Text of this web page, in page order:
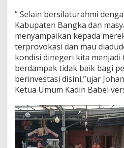
” Selain bersilaturahmi
Kabupaten Bangka dan
menyampaikan kepada
terprovokasi dan mau
kondisi dinegeri kita menjadi
berdampak tidak baik bagi
berinvestasi disini,”ujar
Ketua Umum Kadin Babel